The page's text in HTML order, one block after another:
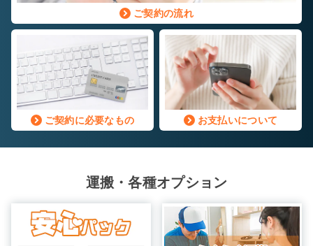
ご契約の流れ
ご契約に必要なもの お支払いについて
運搬・各種オプション